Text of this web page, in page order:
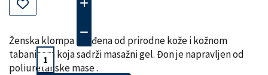
Ženska klompa izrađena od prirodne kože i kožnom
tabanicom koja sadrži masažni gel. Đon je napravljen od
poliuretanske mase .